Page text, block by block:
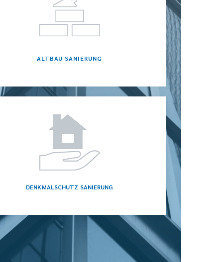
ALTBAU SANIERUNG
DENKMALSCHUTZ SANIERUNG